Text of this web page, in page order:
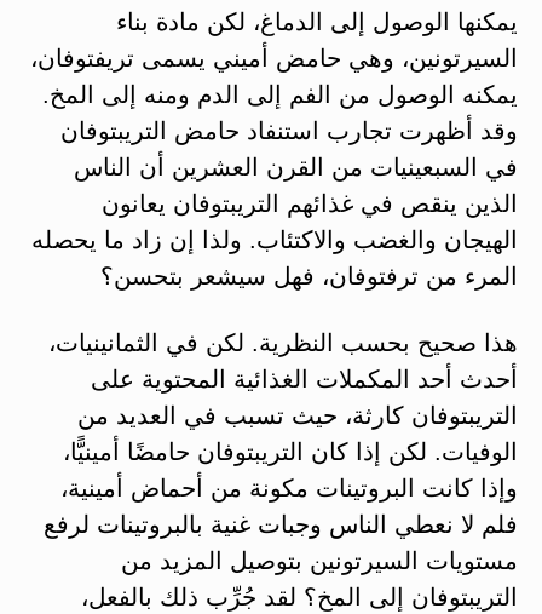
يمكنها الوصول إلى الدماغ، لكن مادة بناء
السيرتونين، وهي حامض أميني يسمى تريفتوفان،
يمكنه الوصول من الفم إلى الدم ومنه إلى المخ.
وقد أظهرت تجارب استنفاد حامض التريبتوفان
في السبعينيات من القرن العشرين أن الناس
الذين ينقص في غذائهم التريبتوفان يعانون
الهيجان والغضب والاكتئاب. ولذا إن زاد ما يحصله
المرء من ترفتوفان، فهل سيشعر بتحسن؟
هذا صحيح بحسب النظرية. لكن في الثمانينيات،
أحدث أحد المكملات الغذائية المحتوية على
التريبتوفان كارثة، حيث تسبب في العديد من
الوفيات. لكن إذا كان التريبتوفان حامضًا أمينيًّا،
وإذا كانت البروتينات مكونة من أحماض أمينية،
فلم لا نعطي الناس وجبات غنية بالبروتينات لرفع
مستويات السيرتونين بتوصيل المزيد من
التريبتوفان إلى المخ؟ لقد جُرِّب ذلك بالفعل،